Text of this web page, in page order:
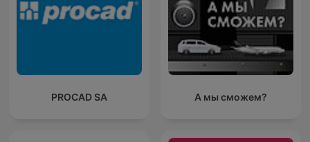
PROCAD SA А мы сможем?